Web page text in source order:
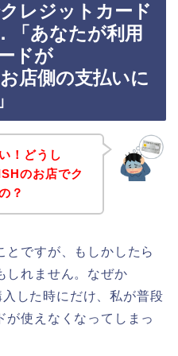
レジットカード
「あなたが利用
ドが
店側の支払いに
！どうし
のお店でク
？
とですが、もしかしたら
しれません。なぜか
した時にだけ、私が普段
が使えなくなってしまっ